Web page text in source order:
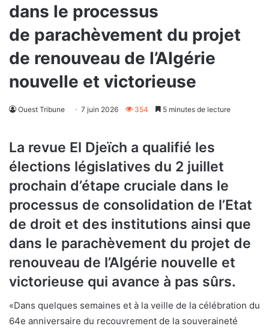
dans le processus
de parachèvement du projet
de renouveau de l’Algérie
nouvelle et victorieuse
Ouest Tribune 7 juin 2026 354 5 minutes de lecture
La revue El Djeïch a qualifié les
élections législatives du 2 juillet
prochain d’étape cruciale dans le
processus de consolidation de l’Etat
de droit et des institutions ainsi que
dans le parachèvement du projet de
renouveau de l’Algérie nouvelle et
victorieuse qui avance à pas sûrs.
«Dans quelques semaines et à la veille de la célébration du
64e anniversaire du recouvrement de la souveraineté